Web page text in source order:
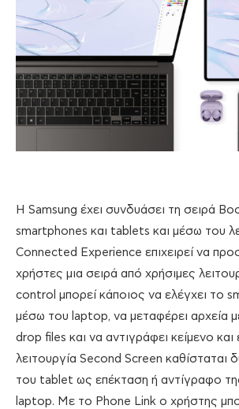
Η Samsung έχει συνδυάσει τη σειρά
smartphones και tablets και μέσω του
Connected Experience επιχειρεί να
χρήστες μια σειρά από χρήσιμες
control μπορεί κάποιος να ελέγχει το
μέσω του laptop, να μεταφέρει αρχεία
drop files και να αντιγράφει κείμενο
λειτουργία Second Screen καθίσταται
του tablet ως επέκταση ή αντίγραφο
laptop. Με το Phone Link o χρήστης